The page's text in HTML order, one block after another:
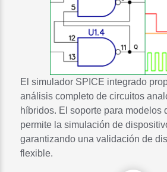
El simulador SPICE integrado
análisis completo de circuitos
híbridos. El soporte para modelos
permite la simulación de
garantizando una validación de
flexible.